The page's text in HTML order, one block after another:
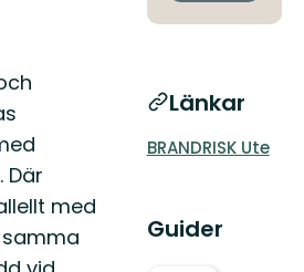
Där
med
Länkar
BRANDRISK Ute
Guider